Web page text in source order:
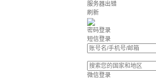
服务器出错
刷新
密码登录
短信登录
微信登录